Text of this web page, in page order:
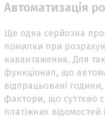
Автоматизація
Ще одна серйозна
помилки при
навантаження. Для
функціонал, що
відпрацьовані
фактори, що суттєво
платіжних відомостей